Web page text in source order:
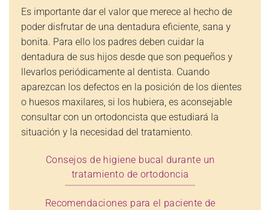
Es importante dar el valor que merece al hecho de
poder disfrutar de una dentadura eficiente, sana y
bonita. Para ello los padres deben cuidar la
dentadura de sus hijos desde que son pequeños y
llevarlos periódicamente al dentista. Cuando
aparezcan los defectos en la posición de los dientes
o huesos maxilares, si los hubiera, es aconsejable
consultar con un ortodoncista que estudiará la
situación y la necesidad del tratamiento.
Consejos de higiene bucal durante un
tratamiento de ortodoncia
Recomendaciones para el paciente de